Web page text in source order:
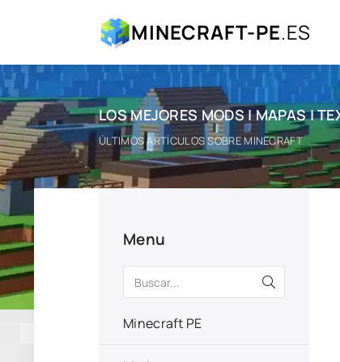
MINECRAFT-PE.ES
LOS MEJORES MODS | MAPAS |
ÚLTIMOS ARTÍCULOS SOBRE MINECRAFT
Menu
Minecraft PE